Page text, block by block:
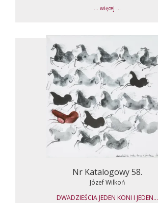
... więcej ...
Nr Katalogowy 58.
Józef Wilkoń
DWADZIEŚCIA JEDEN KONI I JEDEN...